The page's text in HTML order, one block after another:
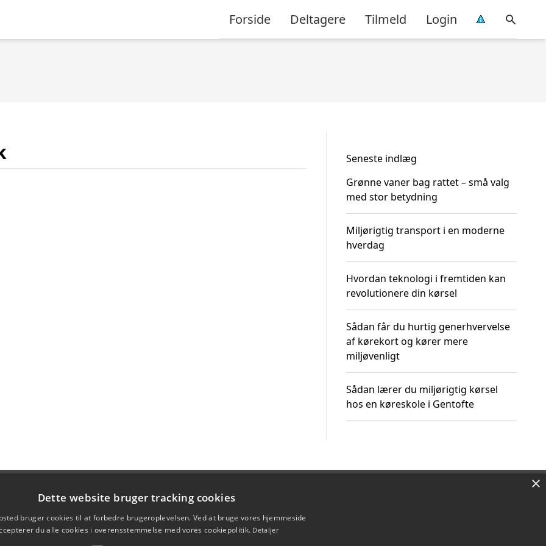
Forside Deltagere Tilmeld Login
Seneste indlæg
Grønne vaner bag rattet – små valg
med stor betydning
Miljørigtig transport i en moderne
hverdag
Hvordan teknologi i fremtiden kan
revolutionere din kørsel
Sådan får du hurtig generhvervelse
af kørekort og kører mere
miljøvenligt
Sådan lærer du miljørigtig kørsel
hos en køreskole i Gentofte
×
Dette website bruger tracking cookies
bruger cookies til at forbedre brugeroplevelsen. Ved at bruge vores hjemmeside
du alle cookies i overensstemmelse med vores cookiepolitik. Detaljer